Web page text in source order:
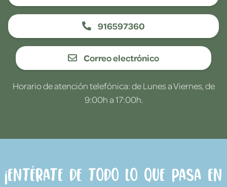
916597360
Correo electrónico
Horario de atención telefónica: de Lunes a Viernes, de
9:00h a 17:00h.
¡Entérate de todo lo que pasa en